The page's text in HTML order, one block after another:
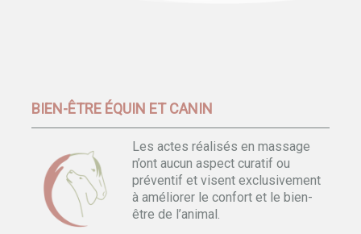
BIEN-ÊTRE ÉQUIN ET CANIN
Les actes réalisés en massage
n’ont aucun aspect curatif ou
préventif et visent exclusivement
à améliorer le confort et le bien-
être de l’animal.